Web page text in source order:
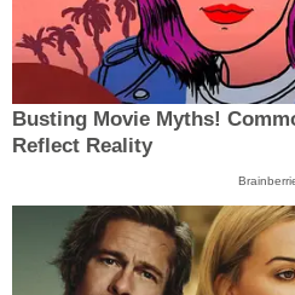
Busting Movie Myths!
Reflect Reality